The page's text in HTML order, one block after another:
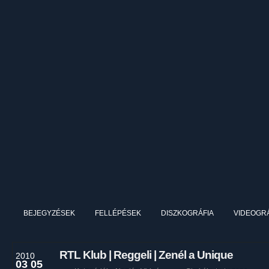
BEJEGYZÉSEK FELLÉPÉSEK DISZKOGRÁFIA
2010
03 05
RTL Klub | Reggeli | Zenél a Unique